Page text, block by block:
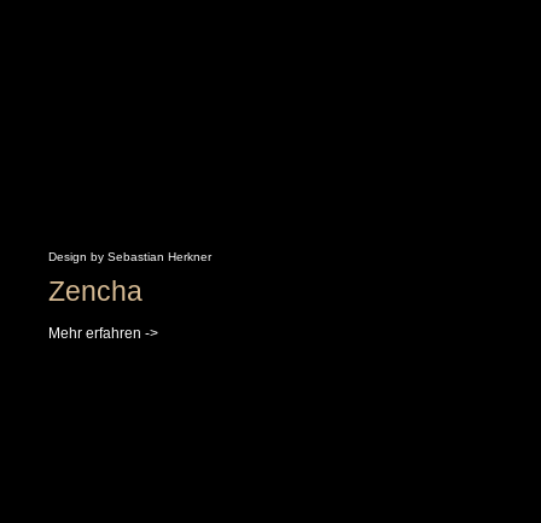
Design by Sebastian Herkner
Zencha
Mehr erfahren ->